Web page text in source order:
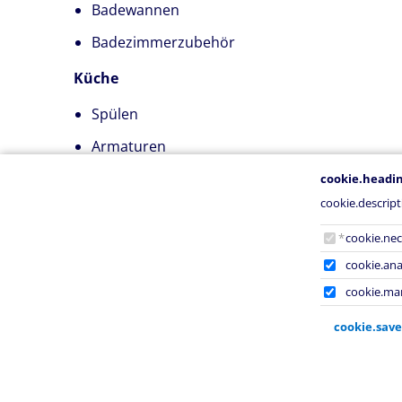
Badewannen
Badezimmerzubehör
Küche
Spülen
Armaturen
cookie.save